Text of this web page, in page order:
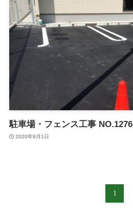
駐車場・フェンス工事 NO.1276
2020年9月1日
1